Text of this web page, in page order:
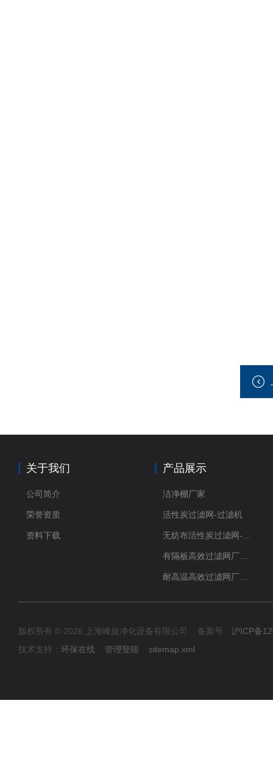
关于我们
公司简介
荣誉资质
资料下载
产品展示
洁净棚厂家
活性炭过滤网-过滤机
版权所有 © 2026 上海峰旋净化设备有限公司 备案号： 沪ICP备
技术支持： 环保在线 管理登陆 sitemap.xml